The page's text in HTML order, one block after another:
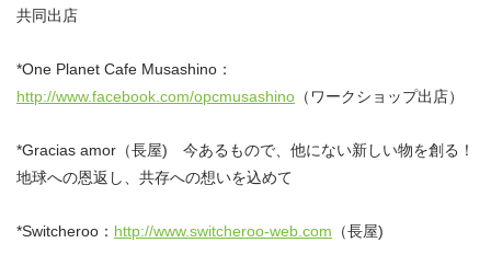
共同出店
*One Planet Cafe Musashino：
http://www.facebook.com/opcmusashino （ワークショップ出店）
*Gracias amor（長屋) 今あるもので、他にない新しい物を創る！
地球への恩返し、共存への想いを込めて
*Switcheroo： http://www.switcheroo-web.com （長屋)